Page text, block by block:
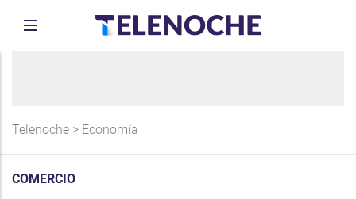
Telenoche > Economía
COMERCIO